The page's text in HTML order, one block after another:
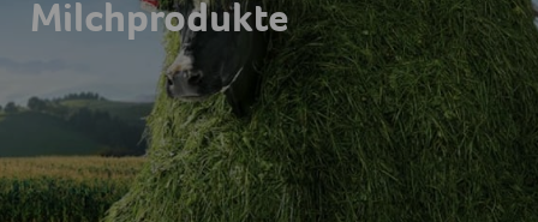
Milchprodukte